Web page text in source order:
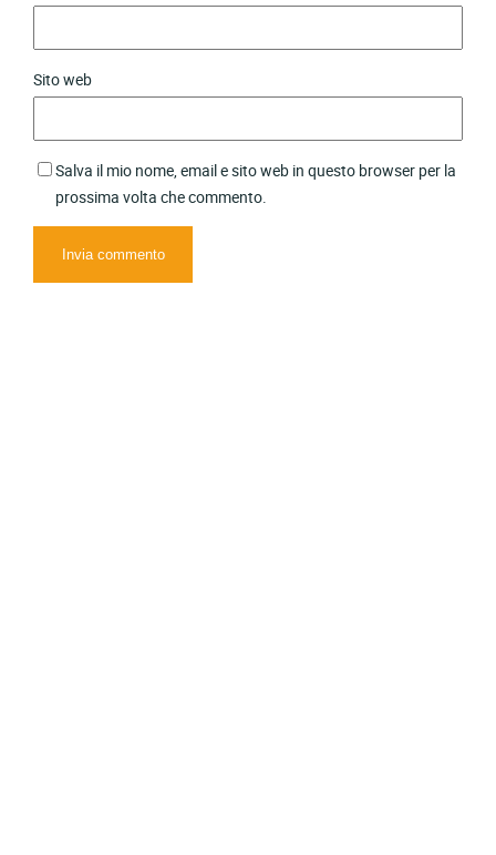
Sito web
Salva il mio nome, email e sito web in questo browser per la
prossima volta che commento.